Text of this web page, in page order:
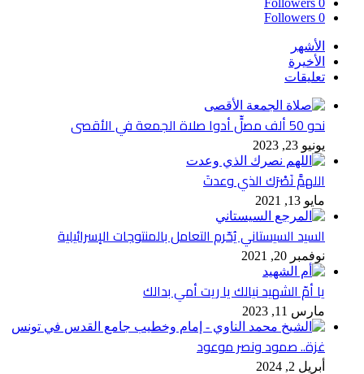
0
Followers
الأشهر
الأخيرة
تعليقات
نحو 50 ألف مصلٍّ أدوا صلاة الجمعة في الأقصى
يونيو 23, 2023
اللهمَّ نَصْرَك الذي وعدتَ
مايو 13, 2021
السيد السيستاني يُحّرم التعامل بالمنتوجات الإسرائيلية
نوفمبر 20, 2021
يا أمّ الشهيد نيالك يا ريت أمي بدالك
مارس 11, 2023
غزة.. صمود ونصر موعود
أبريل 2, 2024